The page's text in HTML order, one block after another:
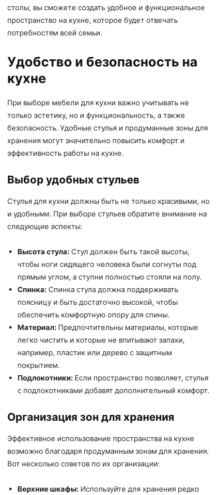
столы, вы сможете создать удобное и функциональное
пространство на кухне, которое будет отвечать
потребностям всей семьи.
Удобство и безопасность на
кухне
При выборе мебели для кухни важно учитывать не
только эстетику, но и функциональность, а также
безопасность. Удобные стулья и продуманные зоны для
хранения могут значительно повысить комфорт и
эффективность работы на кухне.
Выбор удобных стульев
Стулья для кухни должны быть не только красивыми, но
и удобными. При выборе стульев обратите внимание на
следующие аспекты:
Высота стула: Стул должен быть такой высоты,
чтобы ноги сидящего человека были согнуты под
прямым углом, а ступни полностью стояли на полу.
Спинка: Спинка стула должна поддерживать
поясницу и быть достаточно высокой, чтобы
обеспечить комфортную опору для спины.
Материал: Предпочтительны материалы, которые
легко чистить и которые не впитывают запахи,
например, пластик или дерево с защитным
покрытием.
Подлокотники: Если пространство позволяет, стулья
с подлокотниками добавят дополнительный комфорт.
Организация зон для хранения
Эффективное использование пространства на кухне
возможно благодаря продуманным зонам для хранения.
Вот несколько советов по их организации:
Верхние шкафы: Используйте для хранения редко